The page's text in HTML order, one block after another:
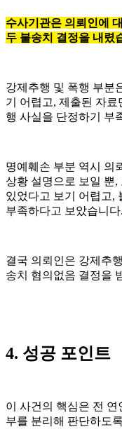
수사기관은 의뢰인에
두 불송치 결정을 내렸
강제추행 및 폭행 부분
기 어렵고, 제출된 자
행 사실을 단정하기 부
명예훼손 부분 역시 의
상황 설명으로 보일 뿐,
있었다고 보기 어렵고,
부족하다고 보았습니다.
결국 의뢰인은 강제추
송치 혐의없음 결정을
4. 성공 포인트
이 사건의 핵심은 전
부를 분리해 판단하도